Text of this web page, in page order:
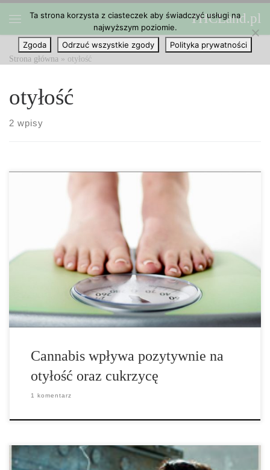
Przejdź do treści THCLand.pl
Strona główna » otyłość
otyłość
2 wpisy
Istnieje mnóstwo diet, które trafiają do głównego nurtu co jakiś
czas, jako sposób na utratę kilku dodatkowych kilogramów lub
utrzymanie obecnej masy ciała pod kontrolą. Jednak palenie
marihuany wydaje się mieć ogromną przewagę. Wiele badań
naukowych wskazuje na to, że […]
Cannabis wpływa pozytywnie na
otyłość oraz cukrzycę
1 komentarz
Ta strona korzysta z ciasteczek aby świadczyć usługi na
najwyższym poziomie.
Zgoda
Odrzuć wszystkie zgody Polityka prywatności